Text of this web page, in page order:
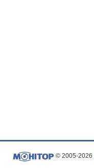
© 2005-2026